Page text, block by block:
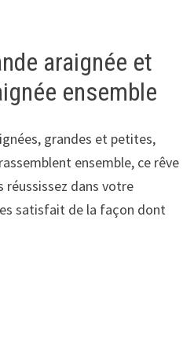
araignée et
ensemble
grandes et petites,
ensemble, ce rêve
réussissez dans votre
satisfait de la façon dont